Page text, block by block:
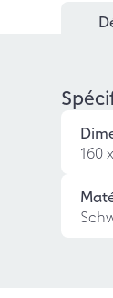
160